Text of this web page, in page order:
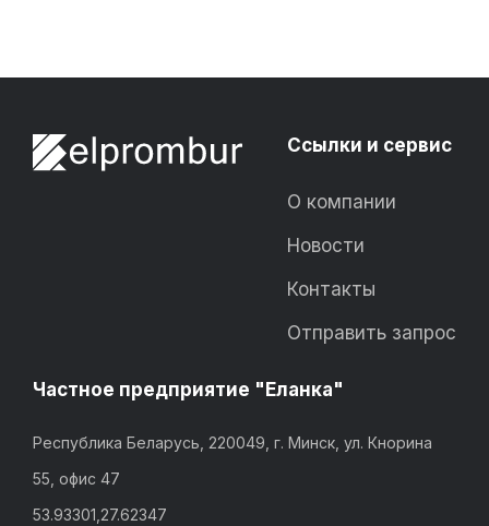
Ссылки и сервис
О компании
Новости
Контакты
Отправить запрос
Частное предприятие "Еланка"
Республика Беларусь, 220049, г. Минск, ул. Кнорина
55, офис 47
53.93301,27.62347